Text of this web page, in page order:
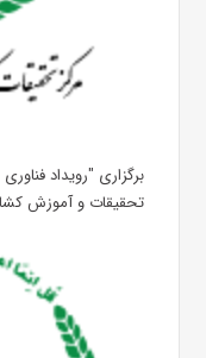
برگزاری "رویداد
تحقیقات و آموزش